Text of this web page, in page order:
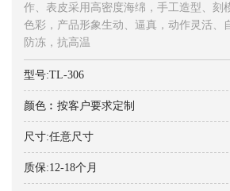
作、表皮采用高密度海绵，手工造型、刻
色彩，产品形象生动、逼真，动作灵活、
防冻，抗高温
型号:TL-306
颜色︰按客户要求定制
尺寸:任意尺寸
质保:12-18个月